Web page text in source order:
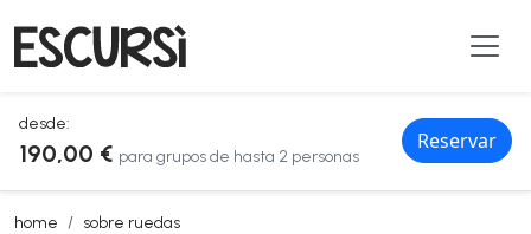
desde:
190,00 € para grupos de hasta 2 personas
Reservar
home sobre ruedas
dorgali o cala gonone: excursión en quad